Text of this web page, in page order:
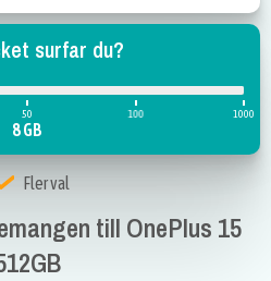
surfar du?
50 100 1000
8 GB
Fler val
till OnePlus 15